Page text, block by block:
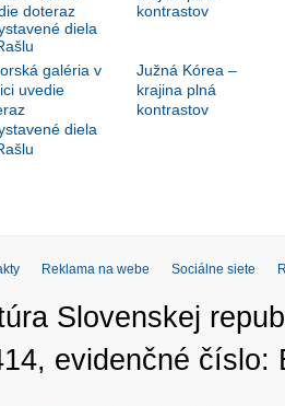
galéria v
uvedie
diela
Južná Kórea –
krajina plná
kontrastov
Reklama na webe Sociálne siete
Slovenskej
evidenčné číslo: